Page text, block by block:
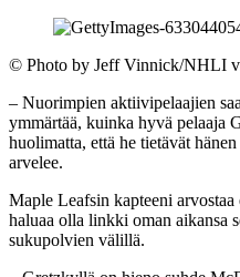
© Photo by Jeff Vinnick/NHLI
– Nuorimpien aktiivipelaajien
ymmärtää, kuinka hyvä pelaaja
huolimatta, että he tietävät
arvelee.
Maple Leafsin kapteeni
haluaa olla linkki oman aikansa
sukupolvien välillä.